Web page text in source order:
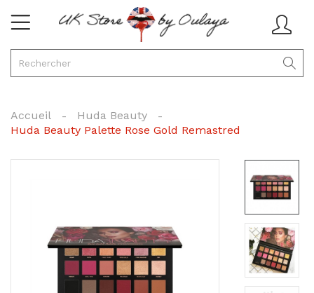
Accueil
Huda Beauty
Huda Beauty Palette Rose Gold Remastred